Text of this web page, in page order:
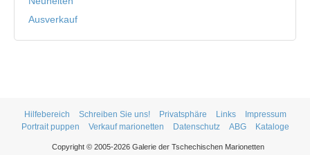
Ausverkauf
Hilfebereich Schreiben Sie uns! Privatsphäre Links
Impressum
Portrait puppen
Verkauf marionetten Datenschutz ABG Kataloge
Copyright © 2005-2026 Galerie der Tschechischen Marionetten